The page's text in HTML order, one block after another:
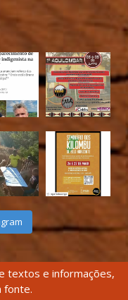
textos e informações,
fonte.